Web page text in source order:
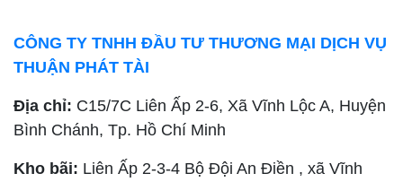
CÔNG TY TNHH ĐẦU TƯ THƯƠNG MẠI DỊCH VỤ
THUẬN PHÁT TÀI
Địa chỉ: C15/7C Liên Ấp 2-6, Xã Vĩnh Lộc A, Huyện
Bình Chánh, Tp. Hồ Chí Minh
Kho bãi: Liên Ấp 2-3-4 Bộ Đội An Điền , xã Vĩnh